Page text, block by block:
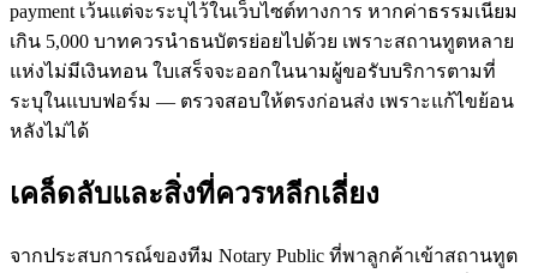
payment เว้นแต่จะระบุไว้ในเว็บไซต์ทางการ หากค่าธรรมเนียม
เกิน 5,000 บาทควรนำธนบัตรย่อยไปด้วย เพราะสถานทูตหลาย
แห่งไม่มีเงินทอน ใบเสร็จจะออกในนามผู้ขอรับบริการตามที่
ระบุในแบบฟอร์ม — ตรวจสอบให้ตรงก่อนส่ง เพราะแก้ไขย้อน
หลังไม่ได้
เคล็ดลับและสิ่งที่ควรหลีกเลี่ยง
จากประสบการณ์ของทีม Notary Public ที่พาลูกค้าเข้าสถานทูต